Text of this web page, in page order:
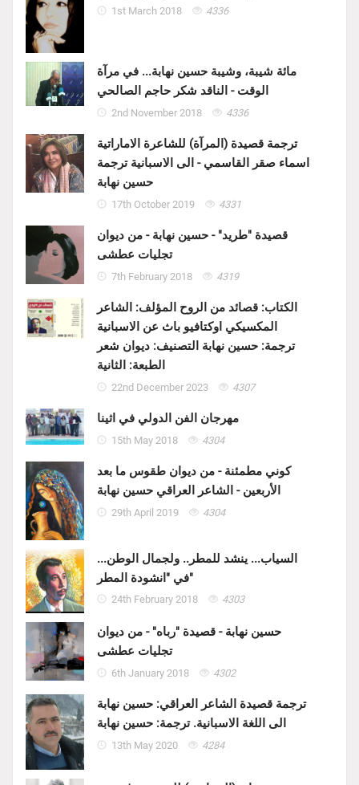
1st March 2018 4336
مائة شيبة، وشيبة حسين نهابة... في مرآة
الوقت - الناقد شكر حاجم الصالحي
2nd November 2018 4336
ترجمة قصيدة (المرآة) للشاعرة الاماراتية
اسماء صقر القاسمي - الى الاسبانية ترجمة
حسين نهابة
17th October 2019 4331
قصيدة "طريد" - حسين نهابة - من ديوان
تجليات عطشى
7th February 2018 4319
الكتاب: قصائد من الروح المؤلف: الشاعر
المكسيكي اوكتافيو باث عن الاسبانية
ترجمة: حسين نهابة التصنيف: ديوان شعر
الطبعة: الثانية
22nd December 2023 4307
مهرجان الفن الدولي في اثينا
15th May 2018 4304
كوني مطمئنة - من ديوان طقوس ما بعد
الأربعين - الشاعر العراقي حسين نهابة
29th April 2019 4304
السياب... ينشد للمطر.. ولجمال الوطن...
في "انشودة المطر"
24th February 2018 4303
حسين نهابة - قصيدة "رباه" - من ديوان
تجليات عطشى
6th January 2018 4302
ترجمة قصيدة الشاعر العراقي: حسين نهابة
الى اللغة الاسبانية. ترجمة: حسين نهابة
13th May 2020 4284